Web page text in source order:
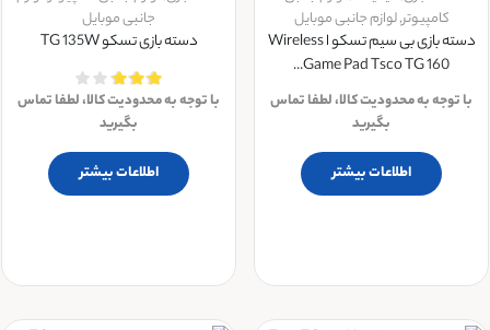
کامپیوتر,لوازم جانبی موبایل
دسته بازی بی سیم تسکو ا Wireless
Game Pad Tsco TG 160...
با توجه به محدودیت کالا، لطفا تماس
بگیرید
اطلاعات بیشتر
جانبی موبایل
دسته بازی تسکو TG 135W
با توجه به محدودیت کالا، لطفا تماس
بگیرید
اطلاعات بیشتر